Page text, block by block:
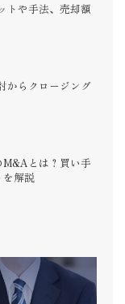
トや手法、売却額
からクロージング
M&Aとは？買い手
を解説